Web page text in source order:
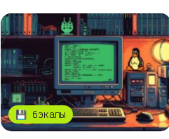
💾 бэкапы